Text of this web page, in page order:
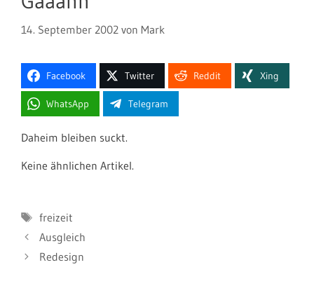
14. September 2002 von Mark
Facebook Twitter Reddit Xing
WhatsApp Telegram
Daheim bleiben suckt.
Keine ähnlichen Artikel.
Schlagwörter
freizeit
Ausgleich
Redesign